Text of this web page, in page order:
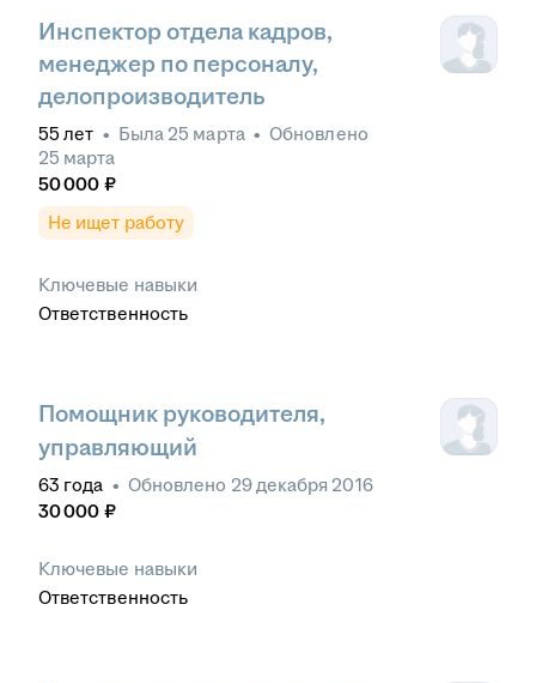
Инспектор отдела кадров,
менеджер по персоналу,
делопроизводитель
55 лет • Была 25 марта • Обновлено
25 марта
50 000 ₽
Не ищет работу
Ключевые навыки
Ответственность
Помощник руководителя,
управляющий
63 года • Обновлено 29 декабря 2016
30 000 ₽
Ключевые навыки
Ответственность